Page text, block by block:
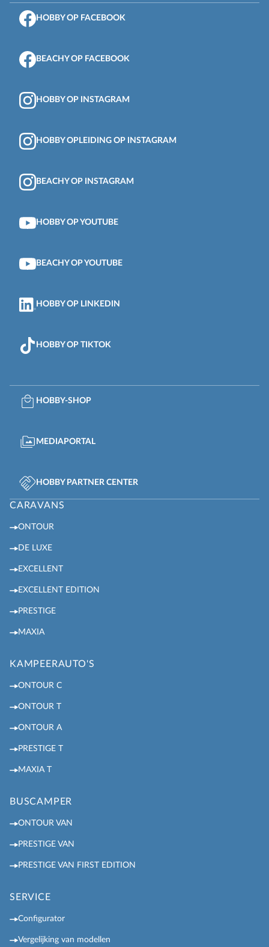
HOBBY OP FACEBOOK
BEACHY OP FACEBOOK
HOBBY OP INSTAGRAM
HOBBY OPLEIDING OP INSTAGRAM
BEACHY OP INSTAGRAM
HOBBY OP YOUTUBE
BEACHY OP YOUTUBE
HOBBY OP LINKEDIN
HOBBY OP TIKTOK
HOBBY-SHOP
MEDIAPORTAL
HOBBY PARTNER CENTER
CARAVANS
ONTOUR
DE LUXE
EXCELLENT
EXCELLENT EDITION
PRESTIGE
MAXIA
KAMPEERAUTO'S
ONTOUR C
ONTOUR T
ONTOUR A
PRESTIGE T
MAXIA T
BUSCAMPER
ONTOUR VAN
PRESTIGE VAN
PRESTIGE VAN FIRST EDITION
SERVICE
Configurator
Vergelijking van modellen